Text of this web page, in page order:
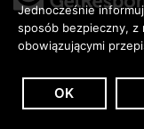
Jednocześnie
sposób bezpieczny, z
obowiązującymi
OK